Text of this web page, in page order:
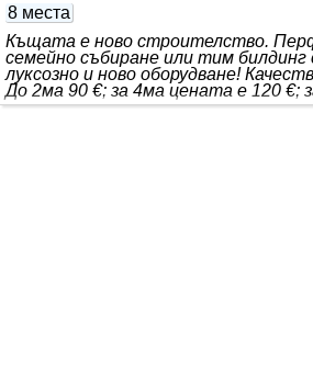
8 места
Къщата е ново строителство.
семейно събиране или тим билдинг
луксозно и ново оборудване!
До 2ма 90 €; за 4ма цената е 120 €;